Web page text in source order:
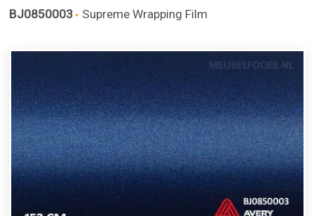
BJ0850003
Supreme Wrapping Film